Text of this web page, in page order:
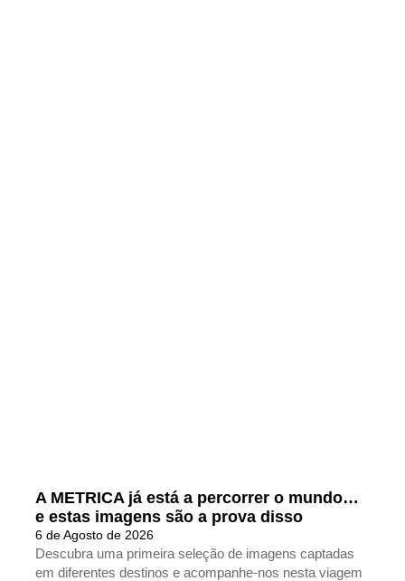
A METRICA já está a percorrer o mundo…
e estas imagens são a prova disso
6 de Agosto de 2026
Descubra uma primeira seleção de imagens captadas
em diferentes destinos e acompanhe-nos nesta viagem